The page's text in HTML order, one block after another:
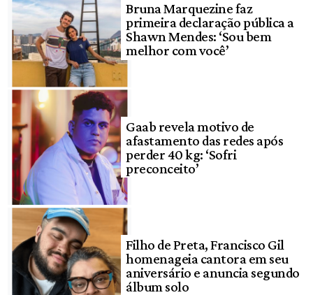
Bruna Marquezine faz
primeira declaração pública a
Shawn Mendes: ‘Sou bem
melhor com você’
Gaab revela motivo de
afastamento das redes após
perder 40 kg: ‘Sofri
preconceito’
Filho de Preta, Francisco Gil
homenageia cantora em seu
aniversário e anuncia segundo
álbum solo